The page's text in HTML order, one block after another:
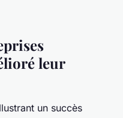
leur
un succès